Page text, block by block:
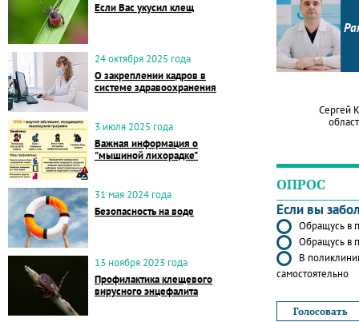
Если Вас укусил клещ
24 октября 2025 года
О закреплении кадров в
системе здравоохранения
3 июля 2025 года
Важная информация о
"мышиной лихорадке"
31 мая 2024 года
Безопасность на воде
13 ноября 2023 года
Профилактика клещевого
вирусного энцефалита
Сергей
ОПРОС
Если вы
Обращусь в
Обращусь в
В
самостоятельно